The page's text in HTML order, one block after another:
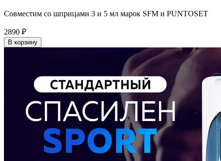
Совместим со шприцами 3 и 5 мл марок SFM и PUNTOSET
2890 ₽
В корзину